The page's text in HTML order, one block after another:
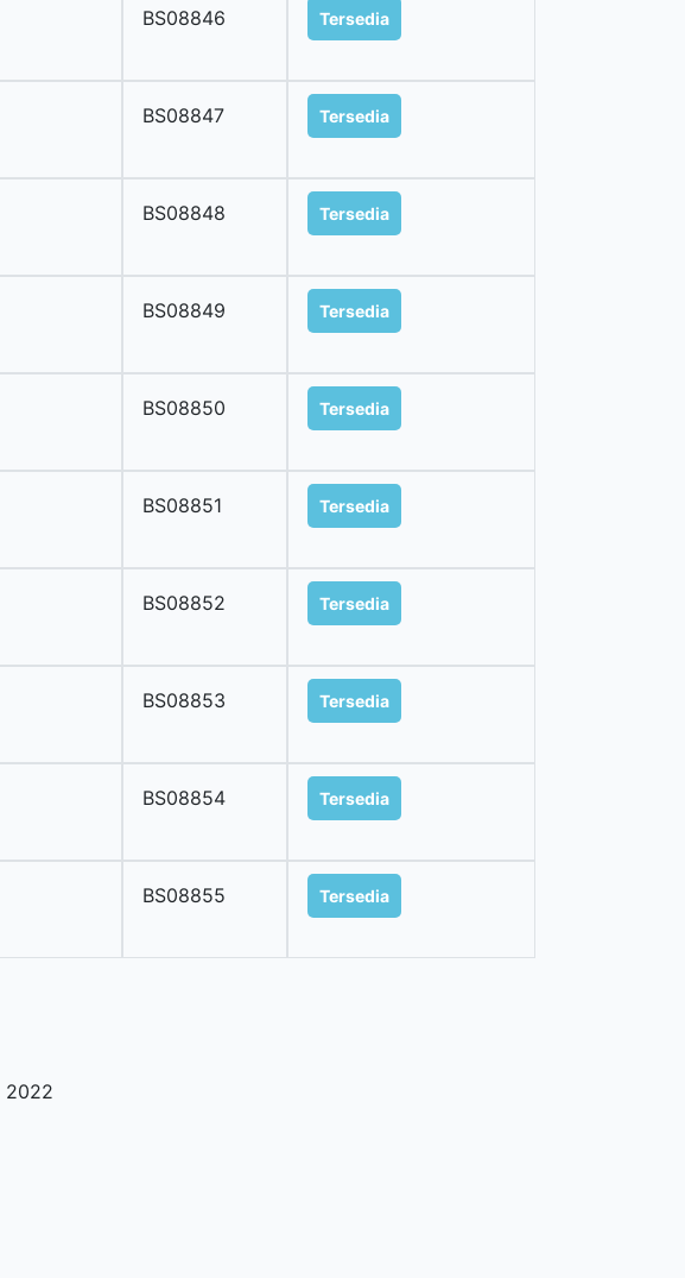
BS08846 Tersedia
BS08847 Tersedia
BS08848 Tersedia
BS08849 Tersedia
BS08850 Tersedia
BS08851 Tersedia
BS08852 Tersedia
BS08853 Tersedia
BS08854 Tersedia
BS08855 Tersedia
2022